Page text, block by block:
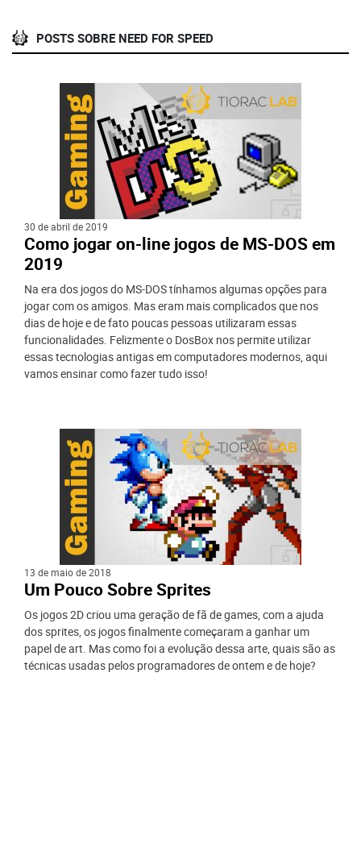
POSTS SOBRE NEED FOR SPEED
30 de abril de 2019
Como jogar on-line jogos de MS-DOS em
2019
Na era dos jogos do MS-DOS tínhamos algumas opções para
jogar com os amigos. Mas eram mais complicados que nos
dias de hoje e de fato poucas pessoas utilizaram essas
funcionalidades. Felizmente o DosBox nos permite utilizar
essas tecnologias antigas em computadores modernos, aqui
vamos ensinar como fazer tudo isso!
13 de maio de 2018
Um Pouco Sobre Sprites
Os jogos 2D criou uma geração de fã de games, com a ajuda
dos sprites, os jogos finalmente começaram a ganhar um
papel de art. Mas como foi a evolução dessa arte, quais são as
técnicas usadas pelos programadores de ontem e de hoje?